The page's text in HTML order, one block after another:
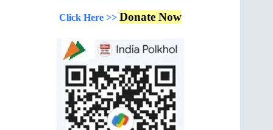
Click Here >> Donate Now